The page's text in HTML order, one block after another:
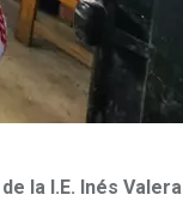
la I.E. Inés Valera